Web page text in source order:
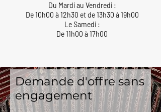
Du Mardi au Vendredi :
De 10h00 à 12h30 et de 13h30 à 19h00
Le Samedi :
De 11h00 à 17h00
Demande d'offre sans
engagement